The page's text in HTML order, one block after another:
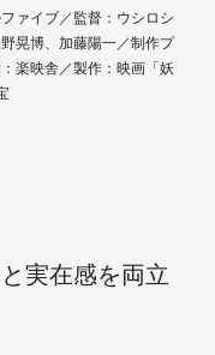
ァイブ／監督：ウシロシ
晃博、加藤陽一／制作プ
楽映舎／製作：映画「妖
実在感を両立